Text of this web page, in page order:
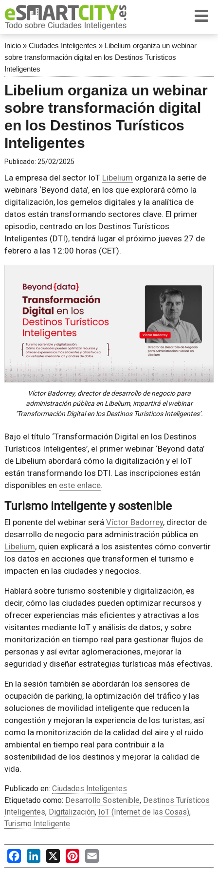
Inicio» Ciudades Inteligentes » Libelium organiza un webinar
sobre transformación digital en los Destinos Turísticos
Inteligentes
Libelium organiza un webinar
sobre transformación digital
en los Destinos Turísticos
Inteligentes
Publicado: 25/02/2025
La empresa del sector IoT Libelium organiza la serie de
webinars ‘Beyond data’, en los que explorará cómo la
digitalización, los gemelos digitales y la analítica de
datos están transformando sectores clave. El primer
episodio, centrado en los Destinos Turísticos
Inteligentes (DTI), tendrá lugar el próximo jueves 27 de
febrero a las 12:00 horas (CET).
Víctor Badorrey, director de desarrollo de negocio para
administración pública en Libelium, impartirá el webinar
‘Transformación Digital en los Destinos Turísticos Inteligentes’.
Bajo el título ‘Transformación Digital en los Destinos
Turísticos Inteligentes’, el primer webinar ‘Beyond data’
de Libelium abordará cómo la digitalización y el IoT
están transformando los DTI. Las inscripciones están
disponibles en este enlace.
Turismo inteligente y sostenible
El ponente del webinar será Víctor Badorrey, director de
desarrollo de negocio para administración pública en
Libelium, quien explicará a los asistentes cómo convertir
los datos en acciones que transformen el turismo e
impacten en las ciudades y negocios.
Hablará sobre turismo sostenible y digitalización, es
decir, cómo las ciudades pueden optimizar recursos y
ofrecer experiencias más eficientes y atractivas a los
visitantes mediante IoT y análisis de datos; y sobre
monitorización en tiempo real para gestionar flujos de
personas y así evitar aglomeraciones, mejorar la
seguridad y diseñar estrategias turísticas más efectivas.
En la sesión también se abordarán los sensores de
ocupación de parking, la optimización del tráfico y las
soluciones de movilidad inteligente que reducen la
congestión y mejoran la experiencia de los turistas, así
como la monitorización de la calidad del aire y el ruido
ambiental en tiempo real para contribuir a la
sostenibilidad de los destinos y mejorar la calidad de
vida.
Publicado en: Ciudades Inteligentes
Etiquetado como: Desarrollo Sostenible, Destinos Turísticos
Inteligentes, Digitalización, IoT (Internet de las Cosas),
Turismo Inteligente
FacebookLinkedIn
X PinterestEmail